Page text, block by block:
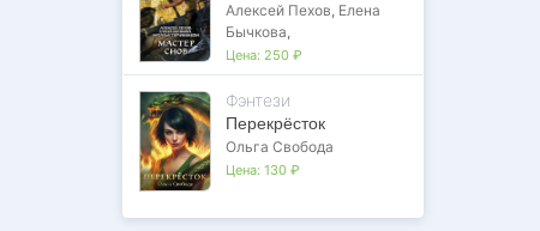
Алексей Пехов, Елена
Бычкова,
Цена: 250 ₽
Фэнтези
Перекрёсток
Ольга Свобода
Цена: 130 ₽